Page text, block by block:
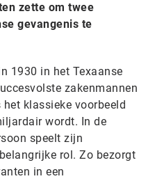
zette om twee
gevangenis te
1930 in het Texaanse
zakenmannen
klassieke voorbeeld
wordt. In de
speelt zijn
rol. Zo bezorgt
in een